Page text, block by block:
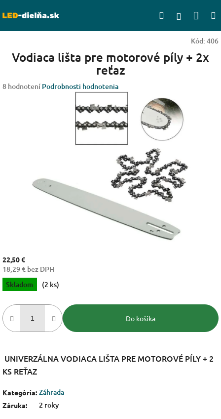
na
Hľadať
Kód: 406
Vodiaca lišta pre motorové píly + 2x
reťaz
Priemerné
8 hodnotení Podrobnosti hodnotenia
22,50 €
18,29 € bez DPH
Jednotková
cena:
Skladom (2 ks)
Do košíka
UNIVERZÁLNA VODIACA LIŠTA PRE MOTOROVÉ PÍLY + 2
KS REŤAZ
Kategória: Záhrada
Záruka: 2 roky